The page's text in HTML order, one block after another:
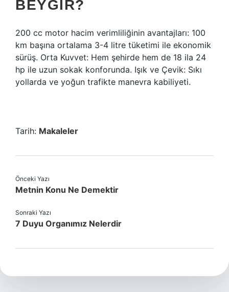
BEYGIR?
200 cc motor hacim verimliliğinin avantajları: 100
km başına ortalama 3-4 litre tüketimi ile ekonomik
sürüş. Orta Kuvvet: Hem şehirde hem de 18 ila 24
hp ile uzun sokak konforunda. Işık ve Çevik: Sıkı
yollarda ve yoğun trafikte manevra kabiliyeti.
Tarih: Makaleler
Önceki Yazı
Metnin Konu Ne Demektir
Sonraki Yazı
7 Duyu Organımız Nelerdir